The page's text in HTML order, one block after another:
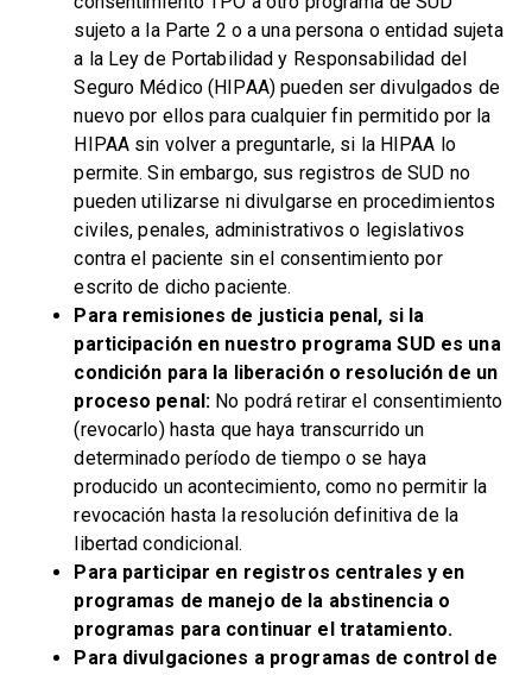
sujeto a la Parte 2 o a una persona o entidad sujeta
a la Ley de Portabilidad y Responsabilidad del
Seguro Médico (HIPAA) pueden ser divulgados de
nuevo por ellos para cualquier fin permitido por la
HIPAA sin volver a preguntarle, si la HIPAA lo
permite. Sin embargo, sus registros de SUD no
pueden utilizarse ni divulgarse en procedimientos
civiles, penales, administrativos o legislativos
contra el paciente sin el consentimiento por
escrito de dicho paciente.
Para remisiones de justicia penal, si la
participación en nuestro programa SUD es una
condición para la liberación o resolución de un
proceso penal: No podrá retirar el consentimiento
(revocarlo) hasta que haya transcurrido un
determinado período de tiempo o se haya
producido un acontecimiento, como no permitir la
revocación hasta la resolución definitiva de la
libertad condicional.
Para participar en registros centrales y en
programas de manejo de la abstinencia o
programas para continuar el tratamiento.
Para divulgaciones a programas de control de